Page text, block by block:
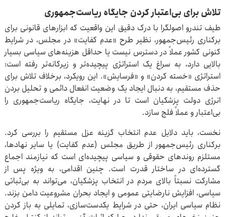
تلاش برای بی‌اعتبار کردن جایگاه ریاست‌جمهوری
طیف تندرو اصولگرا با درک دقیق این واقعیت که ابزارهای قانونی برای
برکناری رئیس‌جمهور، نظیر طرح «عدم کفایت» در مجلس، در شرایط
کنونی کشور عملاً در دسترس نیست یا حداقل هزینه‌های سیاسی بسیار
بالایی دارد، به سراغ یک استراتژی پیچیده‌تر و زیرکانه‌تر رفته است:
استراتژی «خسته کردن» و «فرسایش». این رویکرد، برخلاف تلاش برای
حذف مستقیم، به دنبال ایجاد یک وضعیت انفعال دائمی و تحلیل بردن
انرژی دولت پزشکیان است تا در نهایت، جایگاه ریاست‌جمهوری را
بی‌اعتبار و عملاً فلج سازد.
نخست، باید دلایل عدم انتخاب گزینه عزل مستقیم را بررسی کرد.
برکناری رئیس‌جمهور از طریق مجلس (عدم کفایت) یا سایر نهادها،
مستلزم روندهای حقوقی و سیاسی پیچیده‌ای است که نیازمند اجماع
گسترده‌ای در ساختار قدرت است. چنین اقدامی، به ویژه پس از
مشارکت نسبتاً بالای مردم در انتخاب پزشکیان، می‌تواند به بی‌ثباتی
سیاسی، افزایش نارضایتی عمومی و ایجاد بحران مشروعیت دامن بزند.
نظام سیاسی ایران، حتی در شرایط یکدست‌سازی، تمایلی به باز کردن